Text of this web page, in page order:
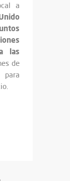
a
las
de